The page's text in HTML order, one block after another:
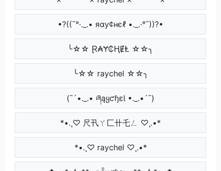
•?((¯°·._.• яαу¢нєℓ •._.·°¯))?•
╰☆☆ Ɽ₳Ɏ₵ⱧɆⱠ ☆☆╮
╰☆☆ raychel ☆☆╮
(¯´•._.• ཞąყƈɧɛƖ •._.•´¯)
*•.¸♡ 尺卂ㄚ匚卄乇ㄥ ♡¸.•*
*•.¸♡ raychel ♡¸.•*